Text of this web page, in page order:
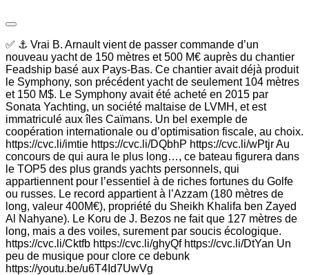
✅ ⚓ Vrai B. Arnault vient de passer commande d’un
nouveau yacht de 150 mètres et 500 M€ auprès du chantier
Feadship basé aux Pays-Bas. Ce chantier avait déjà produit
le Symphony, son précédent yacht de seulement 104 mètres
et 150 M$. Le Symphony avait été acheté en 2015 par
Sonata Yachting, un société maltaise de LVMH, et est
immatriculé aux îles Caïmans. Un bel exemple de
coopération internationale ou d’optimisation fiscale, au choix.
https://cvc.li/imtie https://cvc.li/DQbhP https://cvc.li/wPtjr Au
concours de qui aura le plus long…, ce bateau figurera dans
le TOP5 des plus grands yachts personnels, qui
appartiennent pour l’essentiel à de riches fortunes du Golfe
ou russes. Le record appartient à l’Azzam (180 mètres de
long, valeur 400M€), propriété du Sheikh Khalifa ben Zayed
Al Nahyane). Le Koru de J. Bezos ne fait que 127 mètres de
long, mais a des voiles, surement par soucis écologique.
https://cvc.li/Cktfb https://cvc.li/ghyQf https://cvc.li/DtYan Un
peu de musique pour clore ce debunk
https://youtu.be/u6T4Id7UwVg